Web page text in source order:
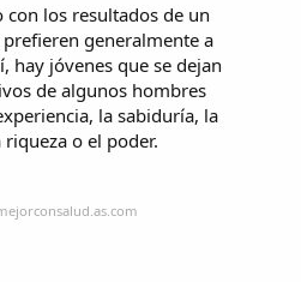
con los resultados de un
generalmente a
hay jóvenes que se dejan
de algunos hombres
la sabiduría, la
o el poder.